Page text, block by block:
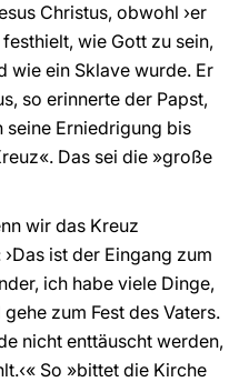
Christus, obwohl ›er
wie Gott zu sein,
wie ein Sklave wurde. Er
so erinnerte der Papst,
seine Erniedrigung bis
Das sei die »große
wir das Kreuz
ist der Eingang zum
ich habe viele Dinge,
zum Fest des Vaters.
nicht enttäuscht werden,
So »bittet die Kirche